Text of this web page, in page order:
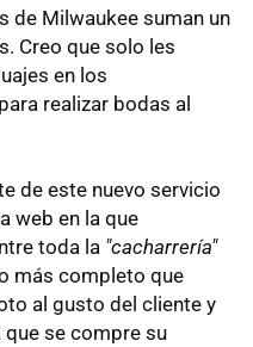
de Milwaukee suman un
Creo que solo les
en los
realizar bodas al
de este nuevo servicio
web en la que
toda la "cacharrería"
más completo que
al gusto del cliente y
se compre su